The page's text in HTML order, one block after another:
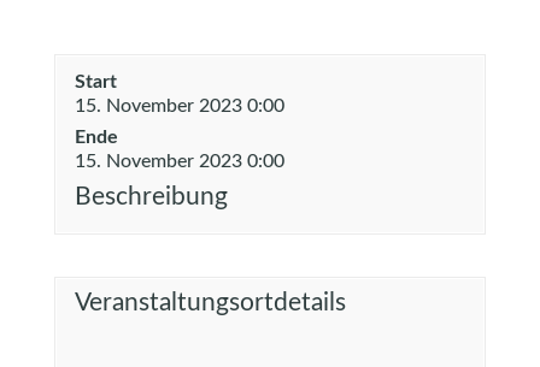
Start
15. November 2023 0:00
Ende
15. November 2023 0:00
Beschreibung
Veranstaltungsortdetails